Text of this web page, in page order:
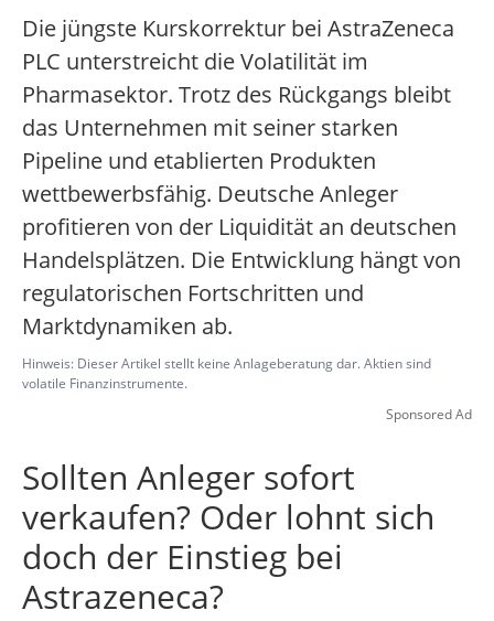
Die jüngste Kurskorrektur bei AstraZeneca
PLC unterstreicht die Volatilität im
Pharmasektor. Trotz des Rückgangs bleibt
das Unternehmen mit seiner starken
Pipeline und etablierten Produkten
wettbewerbsfähig. Deutsche Anleger
profitieren von der Liquidität an deutschen
Handelsplätzen. Die Entwicklung hängt von
regulatorischen Fortschritten und
Marktdynamiken ab.
Hinweis: Dieser Artikel stellt keine Anlageberatung dar. Aktien sind
volatile Finanzinstrumente.
Sponsored Ad
Sollten Anleger sofort
verkaufen? Oder lohnt sich
doch der Einstieg bei
Astrazeneca?